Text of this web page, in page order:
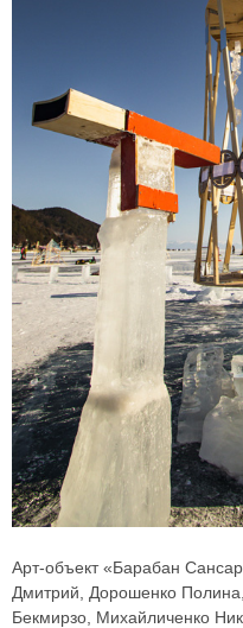
Арт-объект «Барабан
Дмитрий, Дорошенко
Бекмирзо, Михайличенко